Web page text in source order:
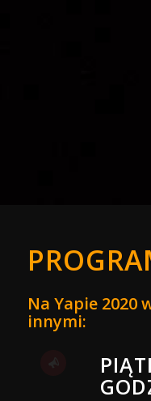
Na Yapie 2020
innymi: